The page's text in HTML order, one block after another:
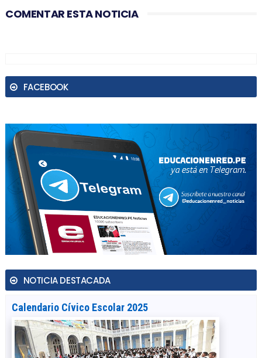
COMENTAR ESTA NOTICIA
FACEBOOK
NOTICIA DESTACADA
Calendario Cívico Escolar 2025